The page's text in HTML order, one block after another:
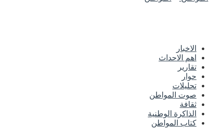
الاخبار
اهم الاحداث
تقارير
حوار
تحليلات
صوت المواطن
ثقافة
الذاكرة الوطنية
كتاب المواطن